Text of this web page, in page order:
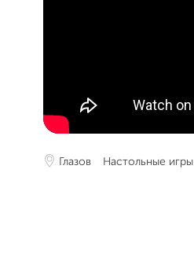
Глазов Настольные игры